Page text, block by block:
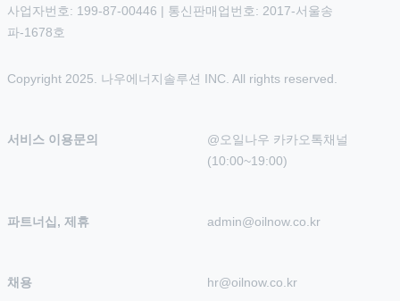
사업자번호: 199-87-00446 | 통신판매업번호: 2017-서울송
파-1678호
Copyright 2025. 나우에너지솔루션 INC. All rights reserved.
서비스 이용문의
@오일나우 카카오톡채널
(10:00~19:00)
파트너십, 제휴 admin@oilnow.co.kr
채용 hr@oilnow.co.kr